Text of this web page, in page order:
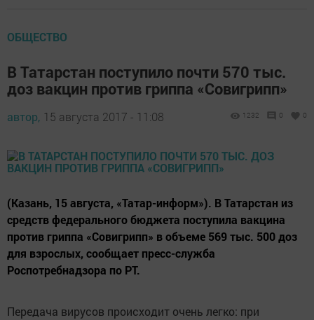
ОБЩЕСТВО
В Татарстан поступило почти 570 тыс.
доз вакцин против гриппа «Совигрипп»
автор, 15 августа 2017 - 11:08 1232 0 0
(Казань, 15 августа, «Татар-информ»). В Татарстан из
средств федерального бюджета поступила вакцина
против гриппа «Совигрипп» в объеме 569 тыс. 500 доз
для взрослых, сообщает пресс-служба
Роспотребнадзора по РТ.
Передача вирусов происходит очень легко: при